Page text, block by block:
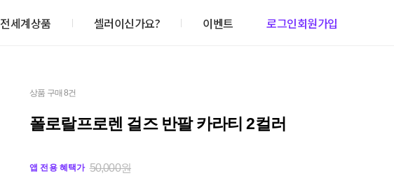
전세계상품 셀러이신가요? 이벤트 로그인회원가입
상품 구매 8건
폴로랄프로렌 걸즈 반팔 카라티 2컬러
앱 전용 혜택가 50,000원